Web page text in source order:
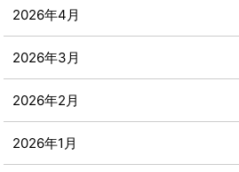
2026年4月
2026年3月
2026年2月
2026年1月